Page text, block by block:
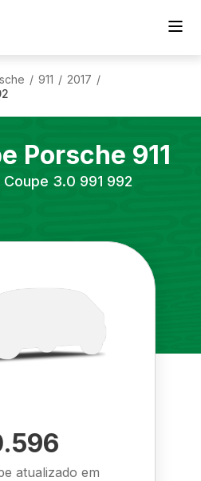
/ 911 / 2017 /
Porsche 911
Coupe 3.0 991 992
atualizado em